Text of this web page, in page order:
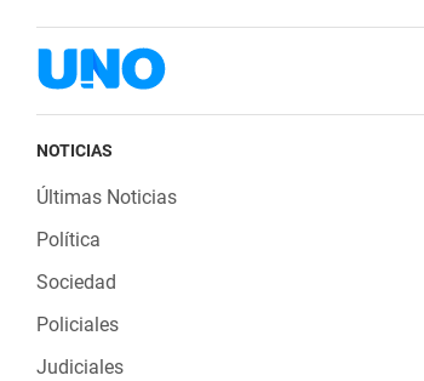
NOTICIAS
Últimas Noticias
Política
Sociedad
Policiales
Judiciales